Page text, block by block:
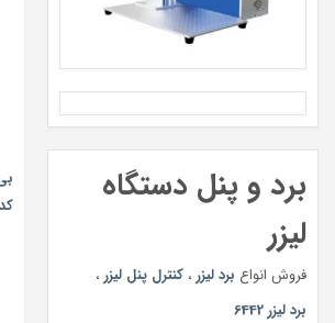
برد و پنل دستگاه
لیزر
فروش انواع برد لیزر ، کنترل پنل لیزر ،
برد لیزر 6442
کد 1320-2